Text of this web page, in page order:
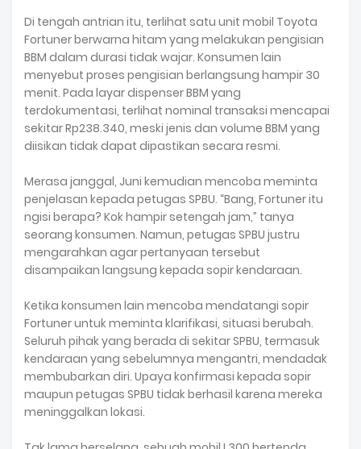
Di tengah antrian itu, terlihat satu unit mobil Toyota
Fortuner berwarna hitam yang melakukan pengisian
BBM dalam durasi tidak wajar. Konsumen lain
menyebut proses pengisian berlangsung hampir 30
menit. Pada layar dispenser BBM yang
terdokumentasi, terlihat nominal transaksi mencapai
sekitar Rp238.340, meski jenis dan volume BBM yang
diisikan tidak dapat dipastikan secara resmi.
Merasa janggal, Juni kemudian mencoba meminta
penjelasan kepada petugas SPBU. “Bang, Fortuner itu
ngisi berapa? Kok hampir setengah jam,” tanya
seorang konsumen. Namun, petugas SPBU justru
mengarahkan agar pertanyaan tersebut
disampaikan langsung kepada sopir kendaraan.
Ketika konsumen lain mencoba mendatangi sopir
Fortuner untuk meminta klarifikasi, situasi berubah.
Seluruh pihak yang berada di sekitar SPBU, termasuk
kendaraan yang sebelumnya mengantri, mendadak
membubarkan diri. Upaya konfirmasi kepada sopir
maupun petugas SPBU tidak berhasil karena mereka
meninggalkan lokasi.